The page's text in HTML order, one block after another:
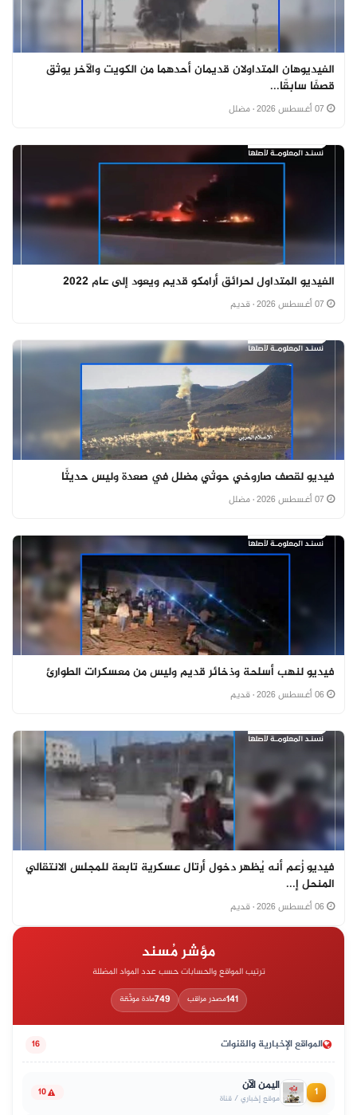
الفيديوهان المتداولان قديمان أحدهما من الكويت والآخر يوثق
قصفًا سابقًا...
· مضلل
الفيديو المتداول لحرائق أرامكو قديم ويعود إلى عام 2022
· قديم
فيديو لقصف صاروخي حوثي مضلل في صعدة وليس حديثًا
· مضلل
فيديو لنهب أسلحة وذخائر قديم وليس من معسكرات الطوارئ
· قديم
فيديو زُعم أنه يُظهر دخول أرتال عسكرية تابعة للمجلس الانتقالي
المنحل إ...
· قديم
مؤشر مُسند
ترتيب المواقع والحسابات حسب عدد المواد المضللة
141مصدر مراقب 749مادة موثّقة
المواقع الإخبارية والقنوات 16
1 اليمن الآن
موقع إخباري / قناة 10